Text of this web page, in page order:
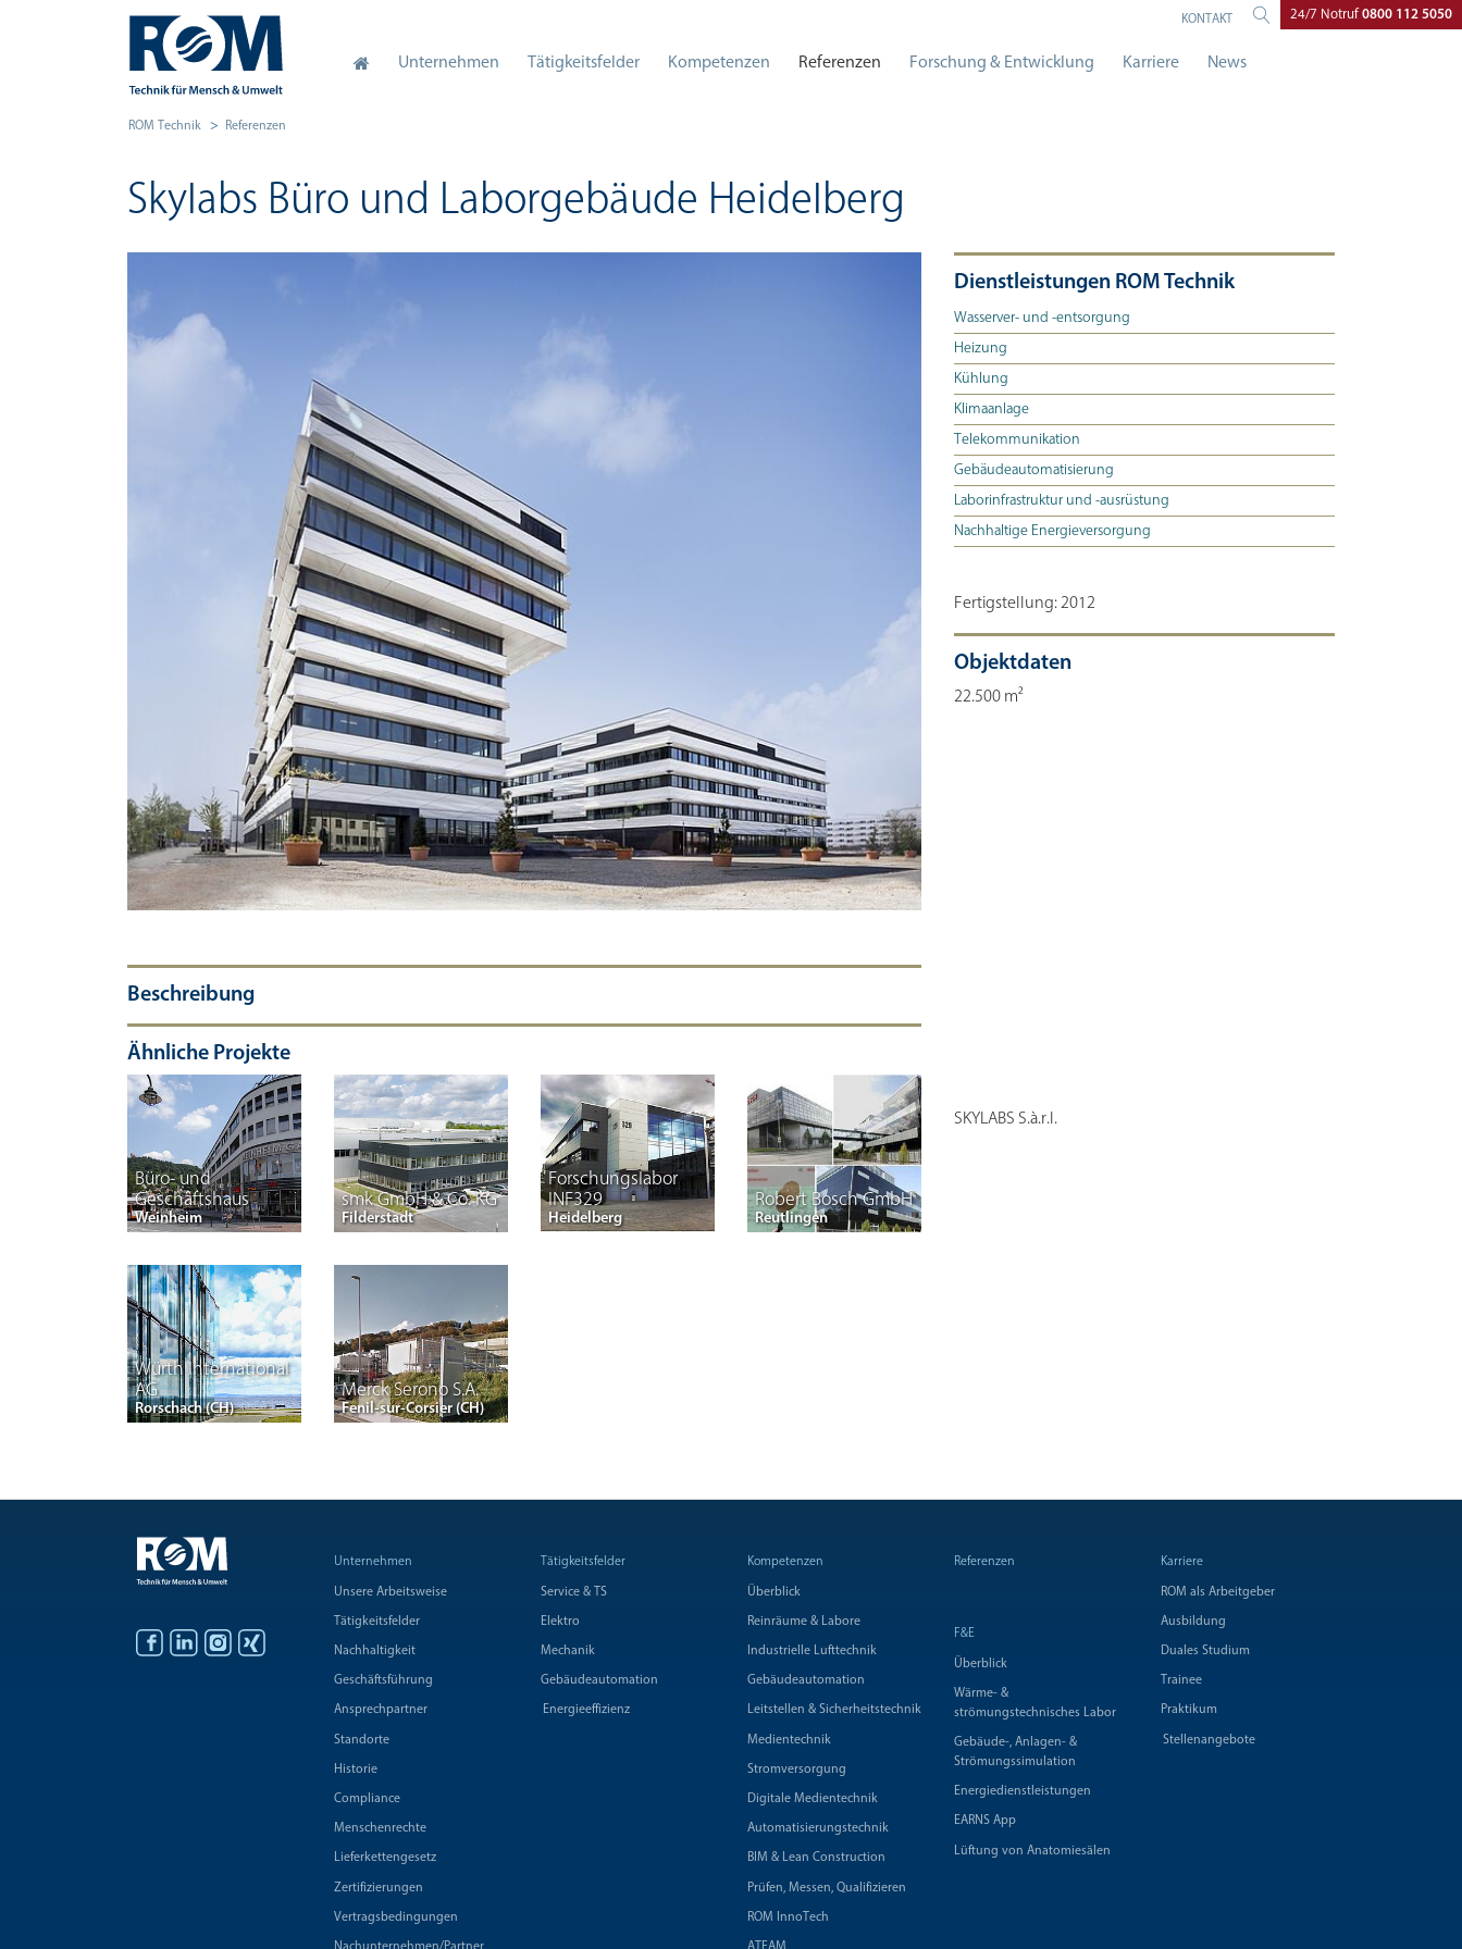
24/7 Notruf 0800 112 5050
KONTAKT
Unternehmen Tätigkeitsfelder Kompetenzen Referenzen Forschung & Entwicklung Karriere News
ROM Technik Referenzen
Skylabs Büro und Laborgebäude Heidelberg
Beschreibung
Ähnliche Projekte
Büro- und
Geschäftshaus
Weinheim
smk GmbH & Co. KG
Filderstadt
Forschungslabor
INF329
Heidelberg
Robert Bosch GmbH
Reutlingen
Würth International
AG
Rorschach (CH)
Merck Serono S.A.
Fenil-sur-Corsier (CH)
Dienstleistungen ROM Technik
Wasserver- und -entsorgung
Heizung
Kühlung
Klimaanlage
Telekommunikation
Gebäudeautomatisierung
Laborinfrastruktur und -ausrüstung
Nachhaltige Energieversorgung
Fertigstellung: 2012
Objektdaten
22.500 m²
SKYLABS S.à.r.l.
Unternehmen
Unsere Arbeitsweise
Tätigkeitsfelder
Nachhaltigkeit
Geschäftsführung
Ansprechpartner
Standorte
Historie
Compliance
Menschenrechte
Lieferkettengesetz
Zertifizierungen
Vertragsbedingungen
Tätigkeitsfelder
Service & TS
Elektro
Mechanik
Gebäudeautomation
Energieeffizienz
Kompetenzen
Überblick
Reinräume & Labore
Industrielle Lufttechnik
Gebäudeautomation
Leitstellen & Sicherheitstechnik
Medientechnik
Stromversorgung
Digitale Medientechnik
Automatisierungstechnik
BIM & Lean Construction
Prüfen, Messen, Qualifizieren
ROM InnoTech
Referenzen
F&E
Überblick
Wärme- &
strömungstechnisches Labor
Gebäude-, Anlagen- &
Strömungssimulation
Energiedienstleistungen
EARNS App
Lüftung von Anatomiesälen
Karriere
ROM als Arbeitgeber
Ausbildung
Duales Studium
Trainee
Praktikum
Stellenangebote